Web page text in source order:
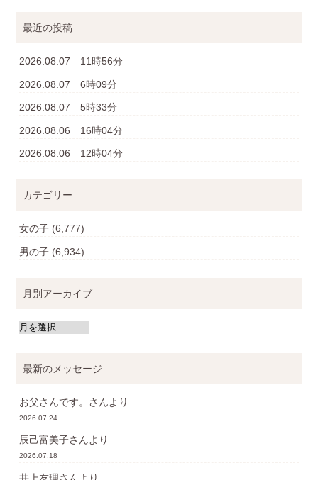
最近の投稿
2026.08.07 11時56分
2026.08.07 6時09分
2026.08.07 5時33分
2026.08.06 16時04分
2026.08.06 12時04分
カテゴリー
女の子 (6,777)
男の子 (6,934)
月別アーカイブ
最新のメッセージ
お父さんです。 さんより
2026.07.24
辰己富美子さんより
2026.07.18